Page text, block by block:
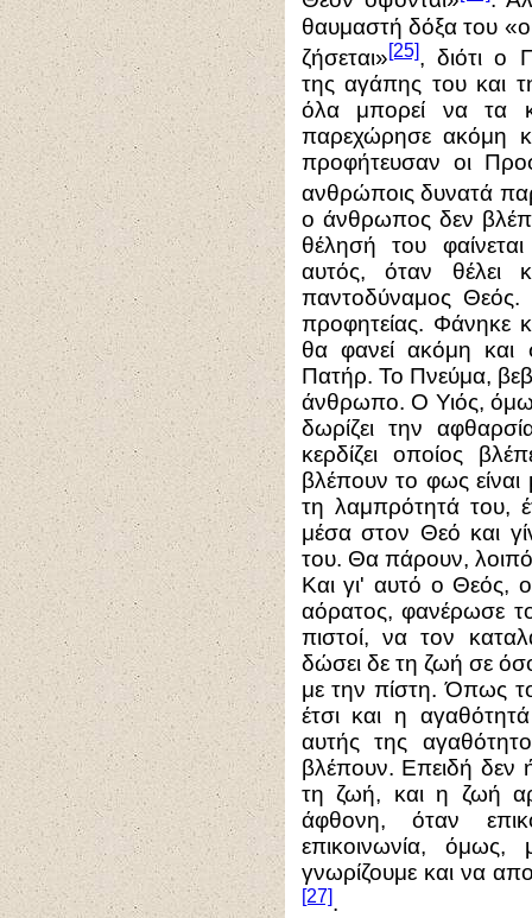
θαυμαστή δόξα του
ζήσεται»[25], διότι ο
της αγάπης του και
όλα μπορεί να τα
παρεχώρησε ακόμη
προφήτευσαν οι
ανθρώποις δυνατά
ο άνθρωπος δεν
θέλησή του
αυτός, όταν θέλει
παντοδύναμος
προφητείας. Φάνηκε
θα φανεί ακόμη
Πατήρ. Το Πνεύμα,
άνθρωπο. Ο Υιός,
δωρίζει την
κερδίζει οποίος
βλέπουν το φως
τη λαμπρότητά του,
μέσα στον Θεό και
του. Θα πάρουν,
Και γι' αυτό ο Θεός,
αόρατος, φανέρωσε
πιστοί, να τον
δώσει δε τη ζωή σε
με την πίστη. Όπως το
έτσι και η
αυτής της
βλέπουν. Επειδή δεν
τη ζωή, και η ζωή
άφθονη, όταν
επικοινωνία,
γνωρίζουμε και να
[27].